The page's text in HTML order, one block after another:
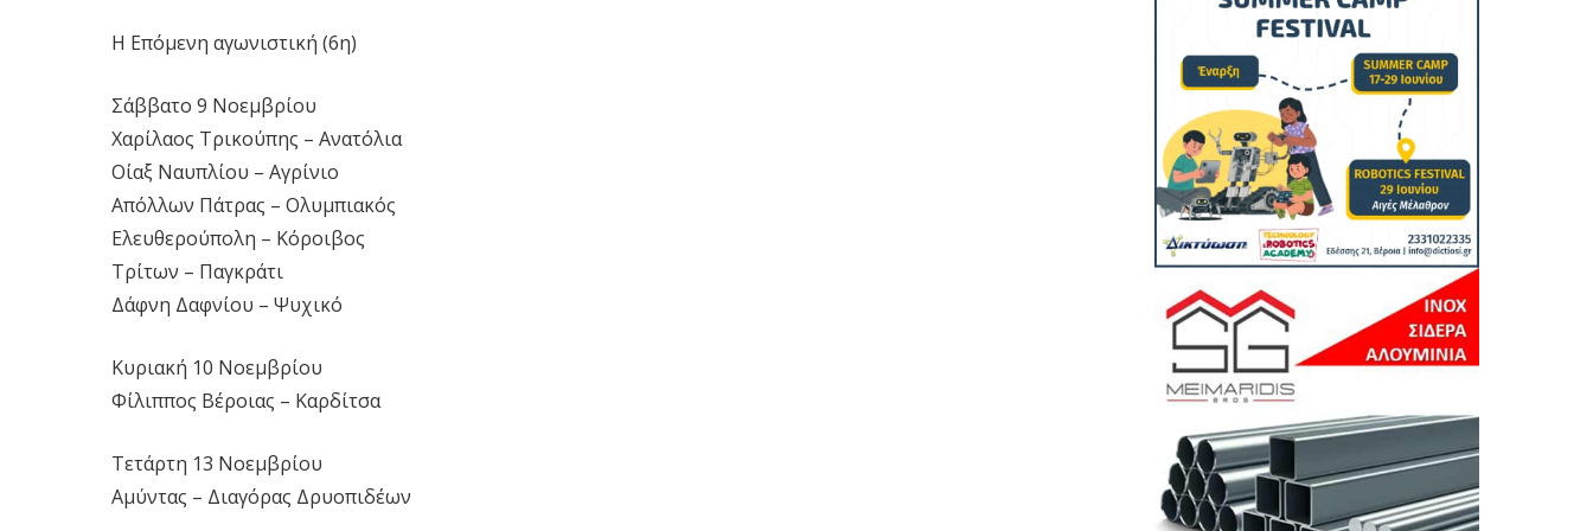
Η Επόμενη αγωνιστική (6η)
Σάββατο 9 Νοεμβρίου
Χαρίλαος Τρικούπης – Ανατόλια
Οίαξ Ναυπλίου – Αγρίνιο
Απόλλων Πάτρας – Ολυμπιακός
Ελευθερούπολη – Κόροιβος
Τρίτων – Παγκράτι
Δάφνη Δαφνίου – Ψυχικό
Κυριακή 10 Νοεμβρίου
Φίλιππος Βέροιας – Καρδίτσα
Τετάρτη 13 Νοεμβρίου
Αμύντας – Διαγόρας Δρυοπιδέων